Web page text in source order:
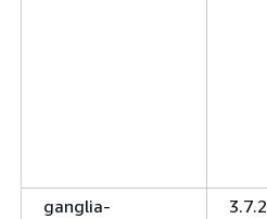
ganglia-
3.7.2